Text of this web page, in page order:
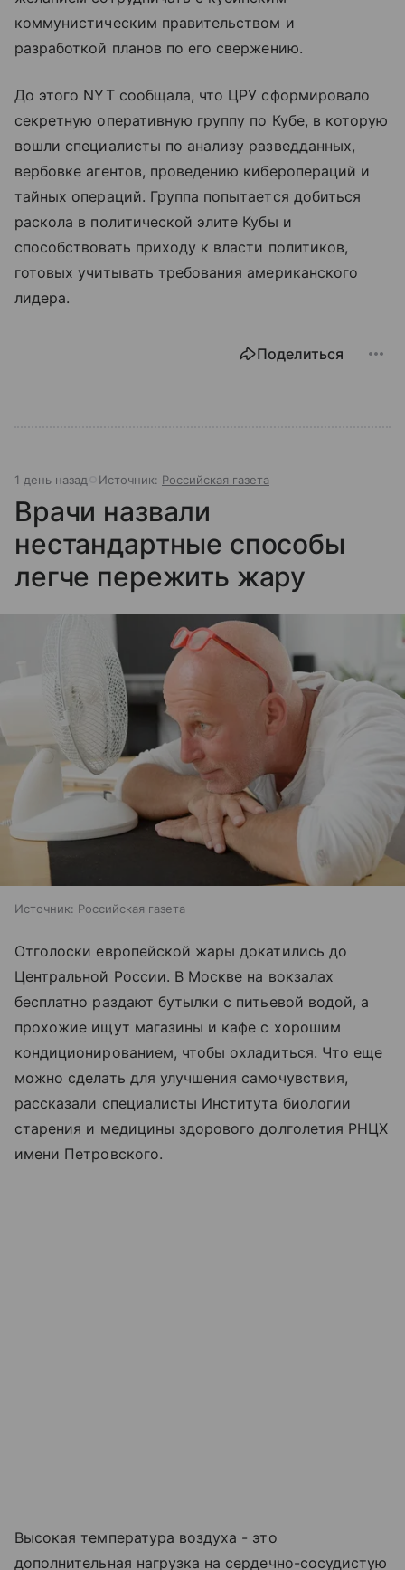
коммунистическим правительством и
разработкой планов по его свержению.
До этого NYT сообщала, что ЦРУ сформировало
секретную оперативную группу по Кубе, в которую
вошли специалисты по анализу разведданных,
вербовке агентов, проведению киберопераций и
тайных операций. Группа попытается добиться
раскола в политической элите Кубы и
способствовать приходу к власти политиков,
готовых учитывать требования американского
лидера.
Поделиться
1 день назад Источник: Российская газета
Врачи назвали
нестандартные способы
легче пережить жару
Источник: Российская газета
Отголоски европейской жары докатились до
Центральной России. В Москве на вокзалах
бесплатно раздают бутылки с питьевой водой, а
прохожие ищут магазины и кафе с хорошим
кондиционированием, чтобы охладиться. Что еще
можно сделать для улучшения самочувствия,
рассказали специалисты Института биологии
старения и медицины здорового долголетия РНЦХ
имени Петровского.
Высокая температура воздуха - это
дополнительная нагрузка на сердечно-сосудистую